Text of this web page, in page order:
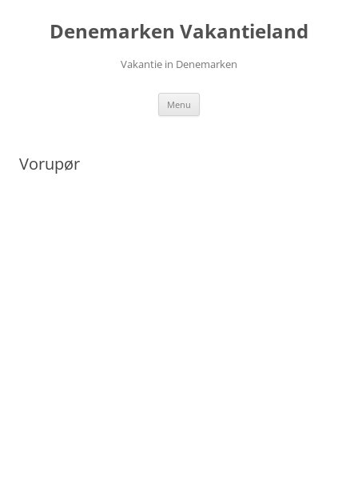
inhoudDenemarken Vakantieland
Vakantie in Denemarken
Menu
Vorupør